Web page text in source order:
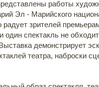
работы
Эл - Марийского
радует зрителей
один спектакль не
демонстрирует
театра, наброски